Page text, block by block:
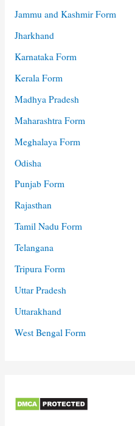
Jammu and Kashmir Form
Jharkhand
Karnataka Form
Kerala Form
Madhya Pradesh
Maharashtra Form
Meghalaya Form
Odisha
Punjab Form
Rajasthan
Tamil Nadu Form
Telangana
Tripura Form
Uttar Pradesh
Uttarakhand
West Bengal Form